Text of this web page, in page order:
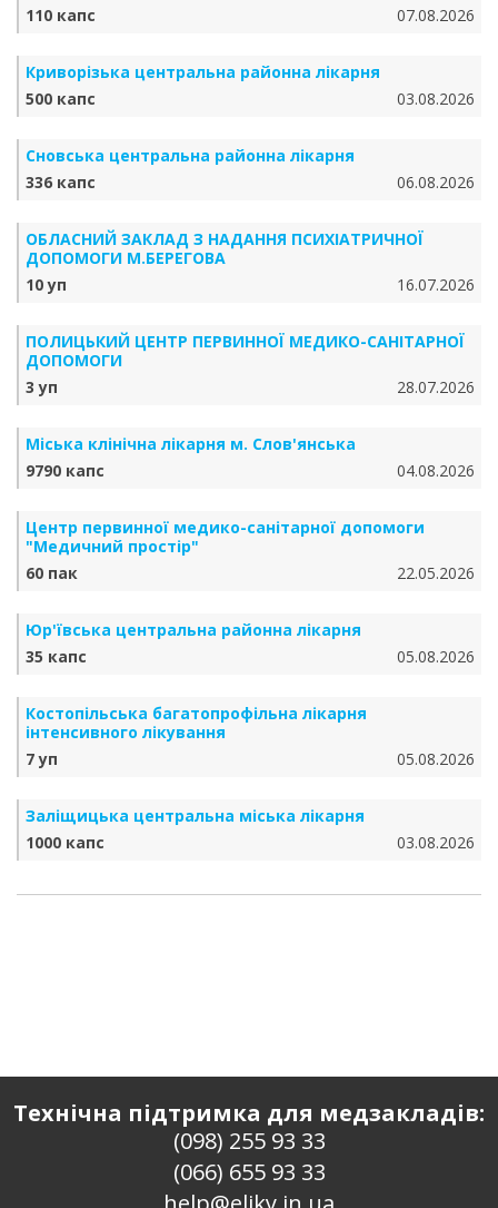
110 капс
07.08.2026
Криворізька центральна районна лікарня
500 капс
03.08.2026
Сновська центральна районна лікарня
336 капс
06.08.2026
ОБЛАСНИЙ ЗАКЛАД З НАДАННЯ ПСИХІАТРИЧНОЇ
ДОПОМОГИ М.БЕРЕГОВА
10 уп
16.07.2026
ПОЛИЦЬКИЙ ЦЕНТР ПЕРВИННОЇ МЕДИКО-САНІТАРНОЇ
ДОПОМОГИ
3 уп
28.07.2026
Міська клінічна лікарня м. Слов'янська
9790 капс
04.08.2026
Центр первинної медико-санітарної допомоги
"Медичний простір"
60 пак
22.05.2026
Юр'ївська центральна районна лікарня
35 капс
05.08.2026
Костопільська багатопрофільна лікарня
інтенсивного лікування
7 уп
05.08.2026
Заліщицька центральна міська лікарня
1000 капс
03.08.2026
Технічна підтримка для медзакладів:
(098) 255 93 33
(066) 655 93 33